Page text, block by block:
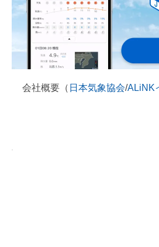
会社概要（ 日本気象協会/ALiNK